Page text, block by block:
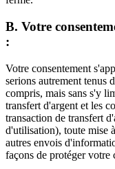
B. Votre
:
Votre consentement
serions autrement tenus
compris, mais sans s'y
transfert d'argent et les
transaction de transfert
d'utilisation), toute mise
autres envois
façons de protéger votre